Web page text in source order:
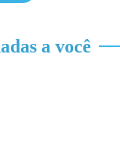
a você